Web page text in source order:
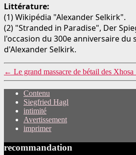
Littérature:
(1) Wikipédia "Alexander Selkirk".
(2) "Stranded in Paradise", Der
l'occasion du 300e anniversaire du
d'Alexander Selkirk.
← Le grand massacre de bétail des Xhosa
Contenu
Siegfried Hagl
intimité
Avertissement
imprimer
recommandation